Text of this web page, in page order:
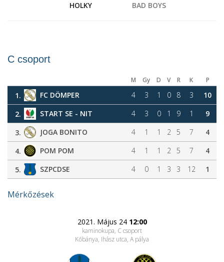
HOLKY BAD BOYS
C csoport
M Gy D V R K P
1. FC DÖMPER 4 3 1 0 8 3
10
2.
START SE - NIT 4 3 0 1 9 1
9
3.
JOGA BONITO 4 1 1 2 5 7
4
4.
POM POM 4 1 1 2 5 7
4
5.
SZPCDSE 4 0 1 3 3 12 1
Mérkőzések
2021. Május 24 12:00
kaminokupa, C csoport
Kőbánya, Ihász utca, A pálya